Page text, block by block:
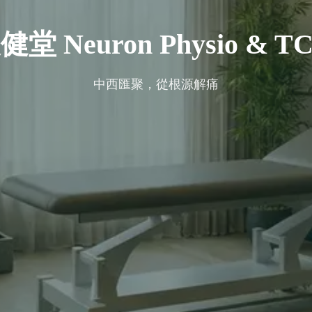
堂 Neuron Physio &
中西匯聚，從根源解痛